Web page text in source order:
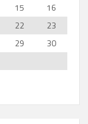
15
16
22
23
29
30